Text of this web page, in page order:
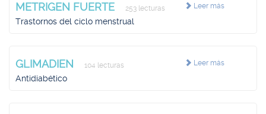
Leer más
METRIGEN FUERTE 253 lecturas
Trastornos del ciclo menstrual
Leer más
GLIMADIEN 104 lecturas
Antidiabético